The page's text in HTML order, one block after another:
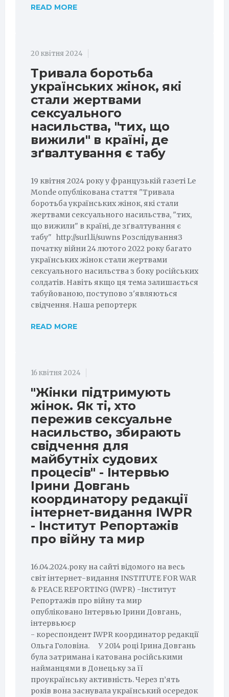
READ MORE
20 квітня 2024
Тривала боротьба
українських жінок, які
стали жертвами
сексуального
насильства, "тих, що
вижили" в країні, де
зґвалтування є табу
19 квітня 2024 року у французькій газеті Le
Monde опублікована стаття "Тривала
боротьба українських жінок, які стали
жертвами сексуального насильства, "тих,
що вижили" в країні, де зґвалтування є
табу" http://surl.li/suwns РозслідуванняЗ
початку війни 24 лютого 2022 року багато
українських жінок стали жертвами
сексуального насильства з боку російських
солдатів. Навіть якщо ця тема залишається
табуйованою, поступово з'являються
свідчення. Наша репортерк
READ MORE
16 квітня 2024
"Жінки підтримують
жінок. Як ті, хто
пережив сексуальне
насильство, збирають
свідчення для
майбутніх судових
процесів" - Інтервью
Ірини Довгань
координатору редакції
інтернет-видання IWPR
- Інститут Репортажів
про війну та мир
16.04.2024.року на сайті відомого на весь
світ інтернет-видання INSTITUTE FOR WAR
& PEACE REPORTING (IWPR) -Інститут
Репортажів про війну та мир
опубліковано Інтервью Ірини Довгань,
інтервьюєр
- кореспондент IWPR координатор редакції
Ольга Головіна. У 2014 році Ірина Довгань
була затримана і катована російськими
найманцями в Донецьку за її
проукраїнську активність. Через п’ять
років вона заснувала український осередок